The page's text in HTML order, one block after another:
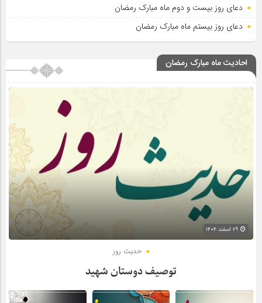
دعای روز بیست و دوم ماه مبارک رمضان
دعای روز بیستم ماه مبارک رمضان
احادیث ماه مبارک رمضان
حدیث روز
توصیف دوستان شهید